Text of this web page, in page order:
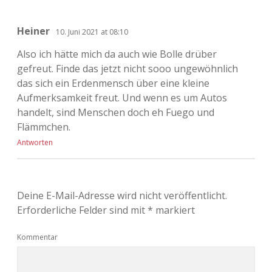
Heiner 10. Juni 2021 at 08:10
Also ich hätte mich da auch wie Bolle drüber
gefreut. Finde das jetzt nicht sooo ungewöhnlich
das sich ein Erdenmensch über eine kleine
Aufmerksamkeit freut. Und wenn es um Autos
handelt, sind Menschen doch eh Fuego und
Flämmchen.
Antworten
Deine E-Mail-Adresse wird nicht veröffentlicht.
Erforderliche Felder sind mit* markiert
Kommentar